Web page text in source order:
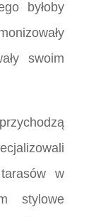
byłoby
swoim
w
stylowe